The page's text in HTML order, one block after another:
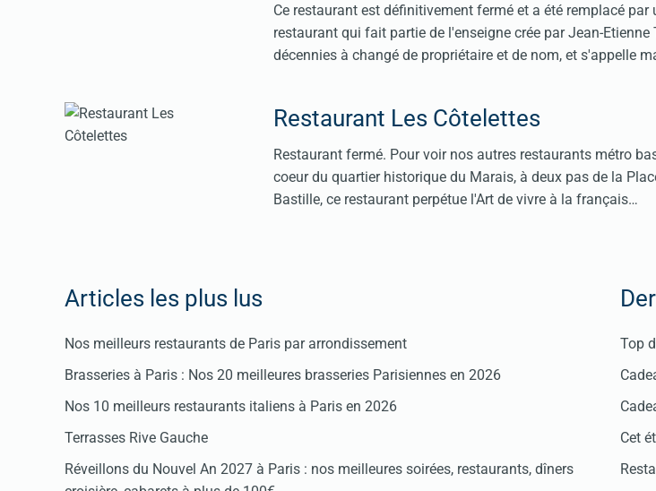
Ce restaurant est définitivement fermé et a été remplacé par
restaurant qui fait partie de l'enseigne crée par Jean-
décennies à changé de propriétaire et de nom, et s'appelle
Restaurant Les Côtelettes
Restaurant fermé. Pour voir nos autres restaurants métro
coeur du quartier historique du Marais, à deux pas de la
Bastille, ce restaurant perpétue l'Art de vivre à la français…
Articles les plus lus
Nos meilleurs restaurants de Paris par arrondissement
Brasseries à Paris : Nos 20 meilleures brasseries Parisiennes en 2026
Nos 10 meilleurs restaurants italiens à Paris en 2026
Terrasses Rive Gauche
Réveillons du Nouvel An 2027 à Paris : nos meilleures soirées, restaurants, dîners
Top
Cet